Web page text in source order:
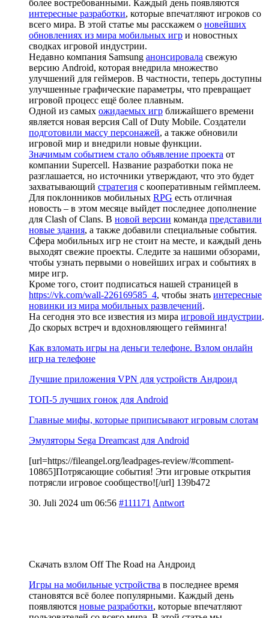
более востребованными. Каждый день появляются
интересные разработки, которые впечатляют игроков со
всего мира. В этой статье мы расскажем о новейших
обновлениях из мира мобильных игр и новостных
сводках игровой индустрии.
Недавно компания Samsung анонсировала свежую
версию Android, которая внедрила множество
улучшений для геймеров. В частности, теперь доступны
улучшенные графические параметры, что превращает
игровой процесс ещё более плавным.
Одной из самых ожидаемых игр ближайшего времени
является новая версия Call of Duty Mobile. Создатели
подготовили массу персонажей, а также обновили
игровой мир и внедрили новые функции.
Значимым событием стало объявление проекта от
компании Supercell. Название разработки пока не
разглашается, но источники утверждают, что это будет
захватывающий стратегия с кооперативным геймплеем.
Для поклонников мобильных RPG есть отличная
новость – в этом месяце выйдет последнее дополнение
для Clash of Clans. В новой версии команда представили
новые здания, а также добавили специальные события.
Сфера мобильных игр не стоит на месте, и каждый день
выходят свежие проекты. Следите за нашими обзорами,
чтобы узнать первыми о новейших играх и событиях в
мире игр.
Кроме того, стоит подписаться нашей страницей в
https://vk.com/wall-226169585_4, чтобы знать интересные
новинки из мира мобильных развлечений.
На сегодня это все известия из мира игровой индустрии.
До скорых встреч и вдохновляющего гейминга!
Как взломать игры на деньги телефоне. Взлом онлайн
игр на телефоне
Лучшие приложения VPN для устройств Андроид
ТОП-5 лучших гонок для Android
Главные мифы, которые приписывают игровым слотам
Эмуляторы Sega Dreamcast для Android
[url=https://fileangel.org/leadpages-review/#comment-
10865]Потрясающие события! Эти игровые открытия
потрясли игровое сообщество![/url] 139b472
30. Juli 2024 um 06:56 #111171 Antwort
Скачать взлом Off The Road на Андроид
Игры на мобильные устройства в последнее время
становятся всё более популярными. Каждый день
появляются новые разработки, которые впечатляют